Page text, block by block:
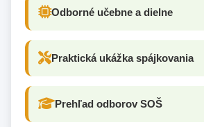
Odborné učebne a dielne
Praktická ukážka spájkovania
Prehľad odborov SOŠ